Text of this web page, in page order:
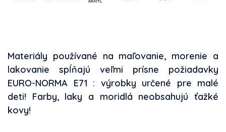
Materiály používané na maľovanie, morenie a
lakovanie spĺňajú veľmi prísne požiadavky
EURO-NORMA E71 : výrobky určené pre malé
deti! Farby, laky a moridlá neobsahujú ťažké
kovy!